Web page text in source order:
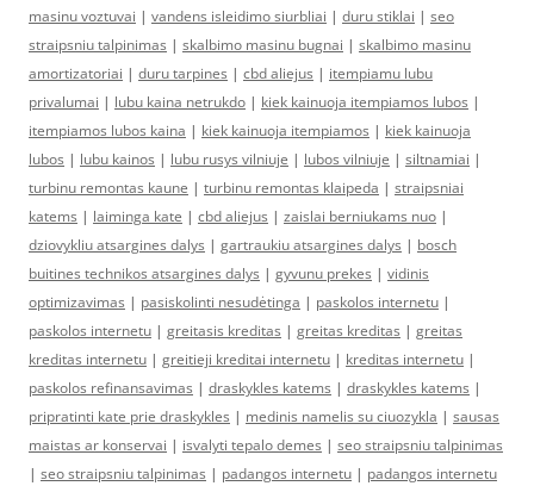
masinu voztuvai | vandens isleidimo siurbliai | duru stiklai | seo
straipsniu talpinimas | skalbimo masinu bugnai | skalbimo masinu
amortizatoriai | duru tarpines | cbd aliejus | itempiamu lubu
privalumai | lubu kaina netrukdo | kiek kainuoja itempiamos lubos |
itempiamos lubos kaina | kiek kainuoja itempiamos | kiek kainuoja
lubos | lubu kainos | lubu rusys vilniuje | lubos vilniuje | siltnamiai |
turbinu remontas kaune | turbinu remontas klaipeda | straipsniai
katems | laiminga kate | cbd aliejus | zaislai berniukams nuo |
dziovykliu atsargines dalys | gartraukiu atsargines dalys | bosch
buitines technikos atsargines dalys | gyvunu prekes | vidinis
optimizavimas | pasiskolinti nesudėtinga | paskolos internetu |
paskolos internetu | greitasis kreditas | greitas kreditas | greitas
kreditas internetu | greitieji kreditai internetu | kreditas internetu |
paskolos refinansavimas | draskykles katems | draskykles katems |
pripratinti kate prie draskykles | medinis namelis su ciuozykla | sausas
maistas ar konservai | isvalyti tepalo demes | seo straipsniu talpinimas
| seo straipsniu talpinimas | padangos internetu | padangos internetu